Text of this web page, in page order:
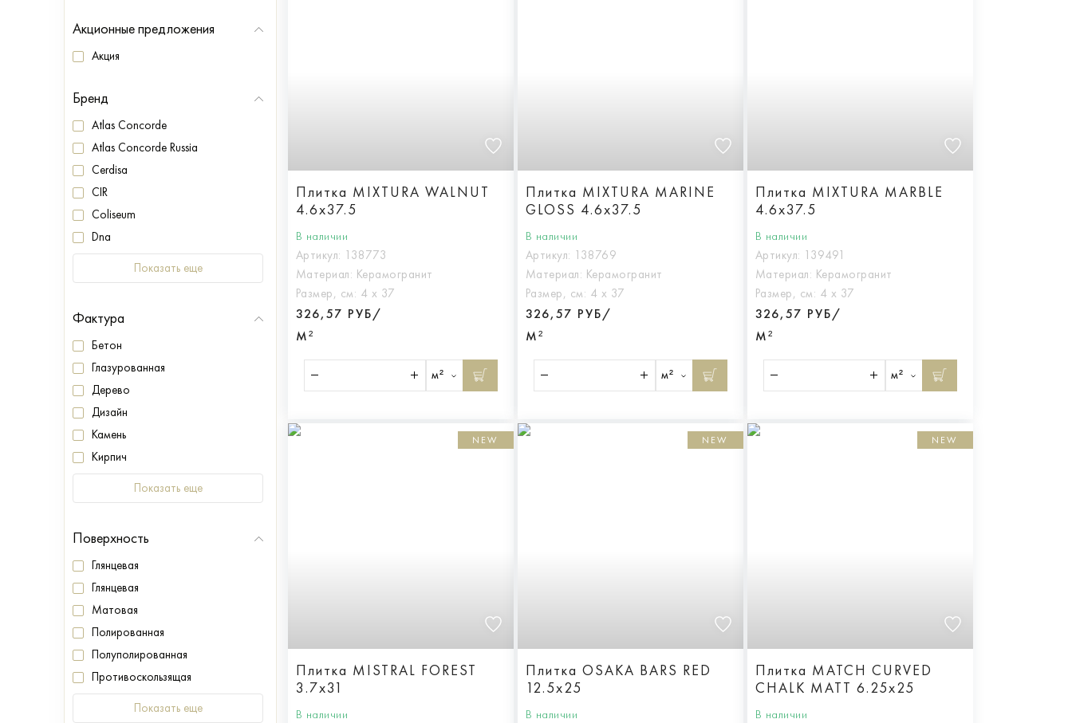
Акционные предложения
Акция
Бренд
Atlas Concorde
Atlas Concorde Russia
Cerdisa
CIR
Coliseum
Dna
Показать еще
Фактура
Бетон
Глазурованная
Дерево
Дизайн
Камень
Кирпич
Показать еще
Поверхность
Глянцевая
Глянцевая
Матовая
Полированная
Полуполированная
Противоскользящая
Показать еще
Плитка MIXTURA WALNUT
4.6x37.5
В наличии
Артикул: 138773
Материал: Керамогранит
Размер, см: 4 х 37
326,57 РУБ/
М²
м²
Плитка MIXTURA MARINE
GLOSS 4.6x37.5
В наличии
Артикул: 138769
Материал: Керамогранит
Размер, см: 4 х 37
326,57 РУБ/
М²
м²
Плитка MIXTURA MARBLE
4.6x37.5
В наличии
Артикул: 139491
Материал: Керамогранит
Размер, см: 4 х 37
326,57 РУБ/
М²
м²
NEW
Плитка MISTRAL FOREST
3.7x31
В наличии
NEW
Плитка OSAKA BARS RED
12.5x25
В наличии
NEW
Плитка MATCH CURVED
CHALK MATT 6.25x25
В наличии